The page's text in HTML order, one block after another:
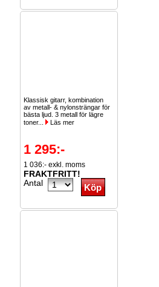
Klassisk gitarr, kombination
av metall- & nylonsträngar för
bästa ljud. 3 metall för lägre
toner...
Läs mer
1 295:-
1 036:- exkl. moms
FRAKTFRITT!
Antal